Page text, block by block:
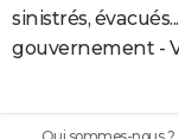
sinistrés,
gouvernement -